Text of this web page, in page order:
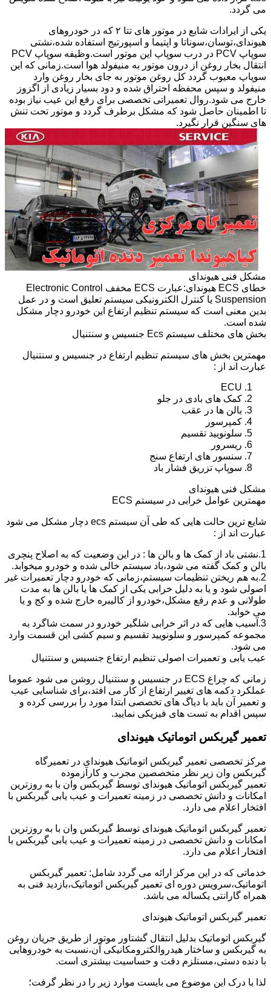
می گردد.
یکی از ایرادات شایع در موتور های تتا ۲ که در خودروهای
هیوندای،توسان،سوناتا و اپتیما و اسپورتیج استفاده شده،نشتی
سوپاپ PCV در درب سوپاپ این موتور است.وظیفه سوپاپ PCV
انتقال بخار روغن از درون موتور به منیفولد هوا است.زمانی که این
سوپاپ معیوب گردد کل روغن موتور به جای بخار روغن وارد
منیفولد و سپس محفظه احتراق شده و دود بسیار زیادی از اگزوز
خارج می شود.روال تعمیراتی تخصصی برای رفع این عیب نیاز بوده
تا اطمینان حاصل شود که مشکل برطرف گردد و موتور تحت تنش
های سنگین قرار نگیرد.
مشکل فنی هیوندای
خطای ECS هیوندای:عبارت ECS مخفف Electronic Control
Suspension یا کنترل الکترونیکی سیستم تعلیق است و در عمل
بدین معنی است که سیستم تنظیم ارتفاع این خودرو دچار مشکل
شده است.
بخش های مختلف سیستم Ecs جنسیس و سنتنیال
مهمترین بخش های سیستم تنظیم ارتفاع در جنسیس و سنتنیال
عبارت اند از :
ECU
کمک های بادی در جلو
بالن ها در عقب
کمپرسور
سلونویید تقسیم
ریسرور
سنسور های ارتفاع سنج
سوپاپ تزریق فشار باد
مشکل فنی هیوندای
مهمترین عوامل خرابی در سیستم ECS
شایع ترین حالت هایی که طی آن سیستم ecs دچار مشکل می شود
عبارت اند از :
1.نشتی باد از کمک ها و بالن ها : در این وضعیت که به اصلاح پنچری
بالن و کمک گفته می شود،باد سیستم خالی شده و خودرو میخوابد.
2.به هم ریختن تنظیمات سیستم،زمانی که خودرو دچار تعمیرات غیر
اصولی شود و یا به دلیل خرابی یکی از کمک ها یا بالن ها به مدت
طولانی و عدم رفع مشکل،خودرو از کالیبره خارج شده و کج و یا
می خوابد.
3.آسیب هایی که در اثر خرابی شلگیر خودرو در سمت شاگرد به
مجموعه کمپرسور و سلونویید تقسیم و سیم کشی این قسمت وارد
می شود.
عیب یابی و تعمیرات اصولی تنظیم ارتفاع جنسیس و سنتنیال
زمانی که چراغ ECS در جنسیس و سنتنیال روشن می شود عموما
عملکرد دکمه های تغییر ارتفاع از کار می افتد،برای شناسایی عیب
و تعمیر آن باید با دیاگ های تخصصی ابتدا مورد را بررسی کرده و
سپس اقدام به تست های فیزیکی نمایید.
تعمیر گیربکس اتوماتیک هیوندای
مرکز تخصصی تعمیر گیربکس اتوماتیک هیوندای در تعمیرگاه
گیربکس وان زیر نظر متخصصین مجرب و کارآزموده
تعمیر گیربکس اتوماتیک هیوندای توسط گیربکس وان با به روزترین
امکانات و دانش تخصصی در زمینه تعمیرات و عیب یابی گیربکس با
افتخار اعلام می دارد.
تعمیر گیربکس اتوماتیک هیوندای توسط گیربکس وان با به روزترین
امکانات و دانش تخصصی در زمینه تعمیرات و عیب یابی گیربکس با
افتخار اعلام می دارد.
خدماتی که در این مرکز ارائه می گردد شامل: تعمیر گیربکس
اتوماتیک،سرویس دوره ای تعمیر گیربکس اتوماتیک،بازدید فنی به
همراه گارانتی یکساله می باشد.
تعمیر گیربکس اتوماتیک هیوندای
گیربکس اتوماتیک بدلیل انتقال گشتاور موتور از طریق جریان روغن
به گیربکس و ساختار هیدروالکترومکانیکی آن،نسبت به خودروهایی
با دنده دستی،مستلزم دقت و حساسیت بیشتری است.
لذا با درک این موضوع می بایست موارد زیر را در نظر گرفت؛